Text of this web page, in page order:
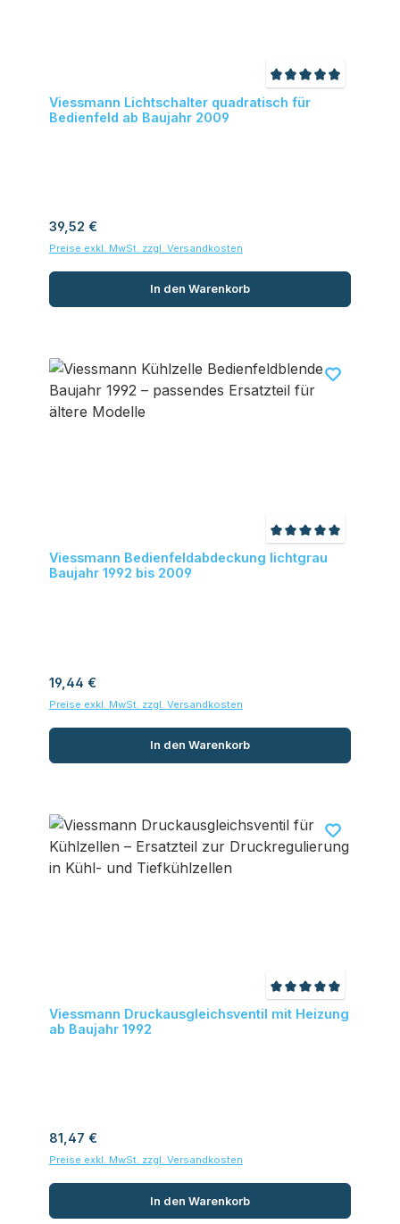
Viessmann Lichtschalter quadratisch für
Bedienfeld ab Baujahr 2009
Regulärer Preis:
39,52 €
Preise exkl. MwSt. zzgl. Versandkosten
In den Warenkorb
Durchschnittliche
Viessmann Bedienfeldabdeckung lichtgrau
Baujahr 1992 bis 2009
Regulärer Preis:
19,44 €
Preise exkl. MwSt. zzgl. Versandkosten
In den Warenkorb
Durchschnittliche
Viessmann Druckausgleichsventil mit Heizung
ab Baujahr 1992
Regulärer Preis:
81,47 €
Preise exkl. MwSt. zzgl. Versandkosten
In den Warenkorb